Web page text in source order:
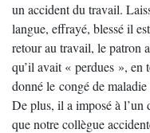
un accident du travail.
langue, effrayé, blessé il
retour au travail, le patron
qu’il avait « perdues »,
donné le congé de
De plus, il a imposé à l’un
que notre collègue